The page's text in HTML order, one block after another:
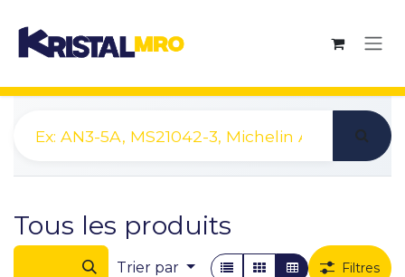
Tous les produits
Trier par Filtres